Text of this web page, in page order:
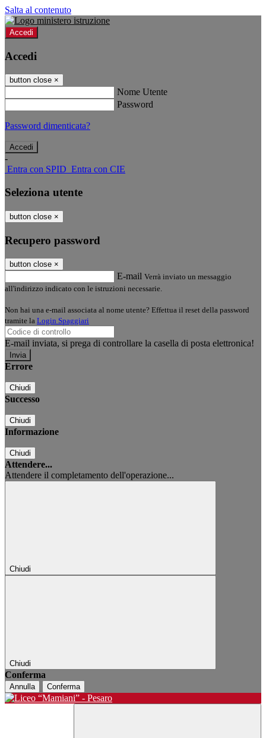
Salta al contenuto
Accedi
Accedi
button close ×
Nome Utente
Password
Password dimenticata?
-
Entra con SPID Entra con CIE
Seleziona utente
button close ×
Recupero password
button close ×
E-mail Verrà inviato un messaggio
all'indirizzo indicato con le istruzioni necessarie.
Non hai una e-mail associata al nome utente? Effettua il reset della password
tramite la Login Spaggiari
E-mail inviata, si prega di controllare la casella di posta elettronica!
Errore
Chiudi
Successo
Chiudi
Informazione
Chiudi
Attendere...
Attendere il completamento dell'operazione...
Chiudi
Chiudi
Conferma
Annulla Conferma